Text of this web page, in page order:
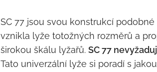
SC 77 jsou svou konstrukcí
vznikla lyže totožných rozměrů a
širokou škálu lyžařů. SC 77
Tato univerzální lyže si poradí s